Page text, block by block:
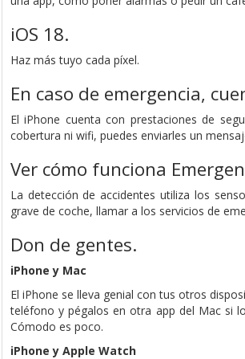
iOS 18.
Haz más tuyo cada píxel.
En caso de emergencia,
El iPhone cuenta con prestaciones de
cobertura ni wifi, puedes enviarles un
Ver cómo funciona
La detección de accidentes utiliza los
grave de coche, llamar a los servicios de
Don de gentes.
iPhone y Mac
El iPhone se lleva genial con tus otros
teléfono y pégalos en otra app del Mac si
Cómodo es poco.
iPhone y Apple Watch